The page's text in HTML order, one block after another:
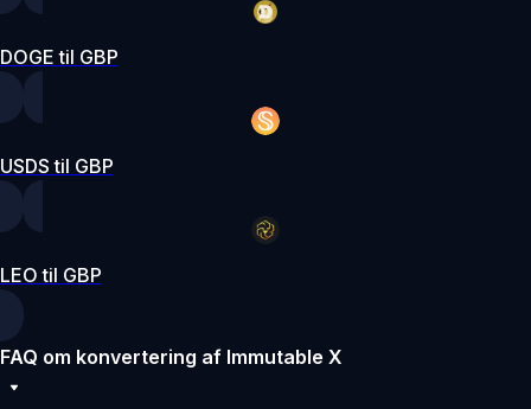
DOGE til GBP
USDS til GBP
LEO til GBP
FAQ om konvertering af Immutable X